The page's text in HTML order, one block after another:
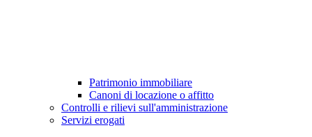
Patrimonio immobiliare
Canoni di locazione o affitto
Controlli e rilievi sull'amministrazione
Servizi erogati